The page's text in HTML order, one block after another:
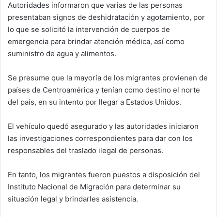
Autoridades informaron que varias de las personas
presentaban signos de deshidratación y agotamiento, por
lo que se solicitó la intervención de cuerpos de
emergencia para brindar atención médica, así como
suministro de agua y alimentos.
Se presume que la mayoría de los migrantes provienen de
países de Centroamérica y tenían como destino el norte
del país, en su intento por llegar a Estados Unidos.
El vehículo quedó asegurado y las autoridades iniciaron
las investigaciones correspondientes para dar con los
responsables del traslado ilegal de personas.
En tanto, los migrantes fueron puestos a disposición del
Instituto Nacional de Migración para determinar su
situación legal y brindarles asistencia.